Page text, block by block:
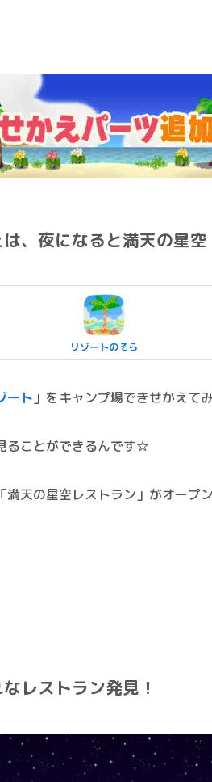
、夜になると満天の星空
リゾートのそら
ート 」をキャンプ場できせかえて
ることができるんです☆
満天の星空レストラン 」がオープ
レストラン発見！